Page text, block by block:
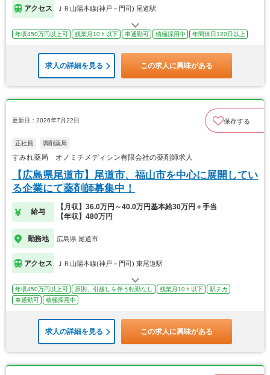
アクセス ＪＲ山陽本線(神戸－門司) 尾道駅
年収450万円以上可 残業月10ｈ以下 車通勤可 積極採用中 年間休日120日以上
求人の詳細を見る この求人に興味がある
更新日：2026年7月22日 保存する
正社員 調剤薬局
すみれ薬局 オノミチメディシン有限会社の薬剤師求人
【広島県尾道市】尾道市、福山市を中心に展開してい
る企業にて薬剤師募集中！
給与
【月収】36.0万円～40.0万円基本給30万円＋手当
【年収】480万円
勤務地 広島県 尾道市
アクセス ＪＲ山陽本線(神戸－門司) 東尾道駅
年収450万円以上可 原則、引越しを伴う転勤なし 残業月10ｈ以下
駅チカ
車通勤可
積極採用中
求人の詳細を見る この求人に興味がある